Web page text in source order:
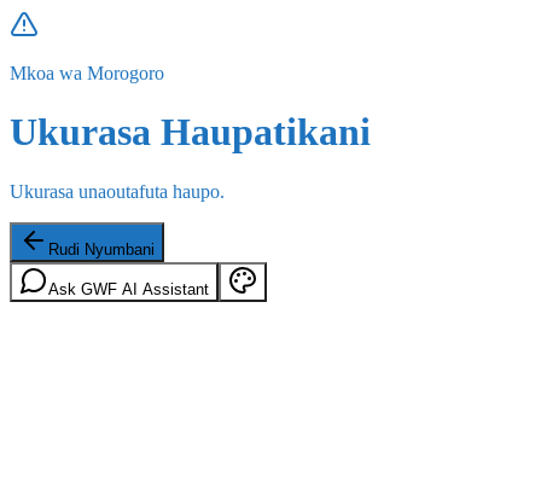
Mkoa wa Morogoro
Ukurasa Haupatikani
Ukurasa unaoutafuta haupo.
Rudi Nyumbani
Ask GWF AI Assistant